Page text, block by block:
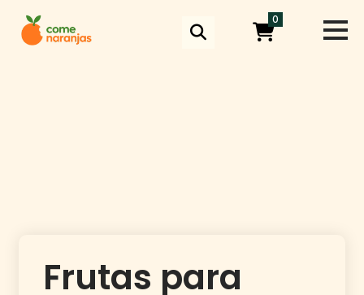
0
Frutas para